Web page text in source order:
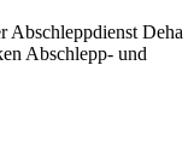
Abschleppdienst Deha
Abschlepp- und